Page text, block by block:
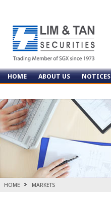
HOME ABOUT US NOTICES
HOME MARKETS